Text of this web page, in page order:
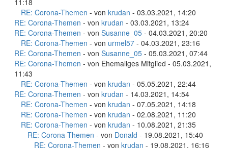
11:18
RE: Corona-Themen - von krudan - 03.03.2021, 14:20
RE: Corona-Themen - von krudan - 03.03.2021, 13:24
RE: Corona-Themen - von Susanne_05 - 04.03.2021, 20:20
RE: Corona-Themen - von urmel57 - 04.03.2021, 23:16
RE: Corona-Themen - von Susanne_05 - 05.03.2021, 07:44
RE: Corona-Themen - von Ehemaliges Mitglied - 05.03.2021,
11:43
RE: Corona-Themen - von krudan - 05.05.2021, 22:44
RE: Corona-Themen - von krudan - 14.03.2021, 14:54
RE: Corona-Themen - von krudan - 07.05.2021, 14:18
RE: Corona-Themen - von krudan - 02.08.2021, 11:20
RE: Corona-Themen - von krudan - 10.08.2021, 21:35
RE: Corona-Themen - von Donald - 19.08.2021, 15:40
RE: Corona-Themen - von krudan - 19.08.2021, 16:16